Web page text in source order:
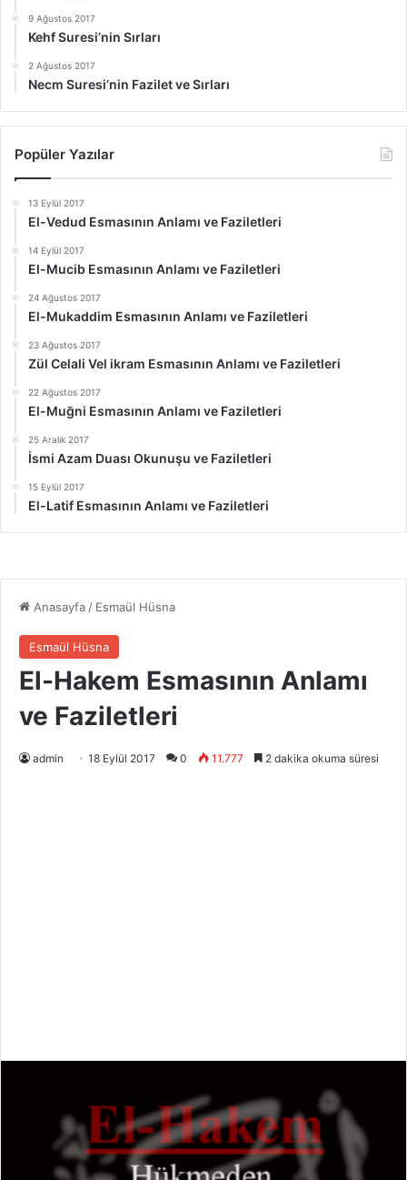
9 Ağustos 2017
Kehf Suresi’nin Sırları
2 Ağustos 2017
Necm Suresi’nin Fazilet ve Sırları
Popüler Yazılar
13 Eylül 2017
El-Vedud Esmasının Anlamı ve Faziletleri
14 Eylül 2017
El-Mucib Esmasının Anlamı ve Faziletleri
24 Ağustos 2017
El-Mukaddim Esmasının Anlamı ve Faziletleri
23 Ağustos 2017
Zül Celali Vel ikram Esmasının Anlamı ve Faziletleri
22 Ağustos 2017
El-Muğni Esmasının Anlamı ve Faziletleri
25 Aralık 2017
İsmi Azam Duası Okunuşu ve Faziletleri
15 Eylül 2017
El-Latif Esmasının Anlamı ve Faziletleri